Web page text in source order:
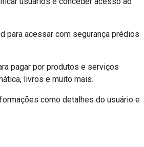
para acessar com segurança prédios
pagar por produtos e serviços
livros e muito mais.
como detalhes do usuário e